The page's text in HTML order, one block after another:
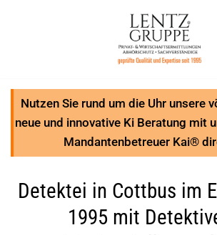
Nutzen Sie rund um die Uhr unsere
neue und innovative Ki Beratung mit
Mandantenbetreuer Kai®
Detektei in Cottbus im
1995 mit